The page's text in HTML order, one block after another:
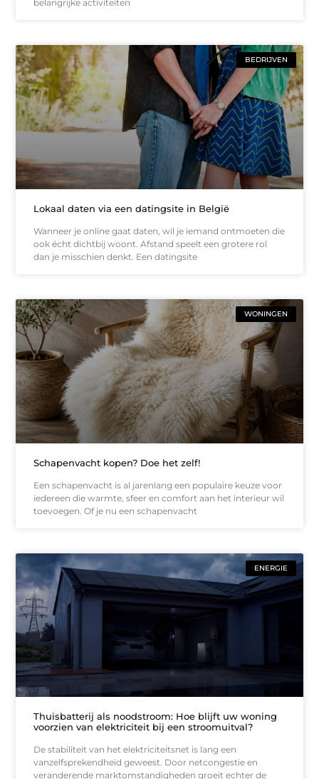
belangrijke activiteiten
BEDRIJVEN
Lokaal daten via een datingsite in België
Wanneer je online gaat daten, wil je iemand ontmoeten die
ook écht dichtbij woont. Afstand speelt een grotere rol
dan je misschien denkt. Een datingsite
WONINGEN
Schapenvacht kopen? Doe het zelf!
Een schapenvacht is al jarenlang een populaire keuze voor
iedereen die warmte, sfeer en comfort aan het interieur wil
toevoegen. Of je nu een schapenvacht
ENERGIE
Thuisbatterij als noodstroom: Hoe blijft uw woning
voorzien van elektriciteit bij een stroomuitval?
De stabiliteit van het elektriciteitsnet is lang een
vanzelfsprekendheid geweest. Door netcongestie en
veranderende marktomstandigheden groeit echter de